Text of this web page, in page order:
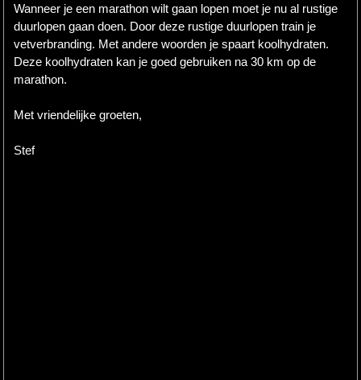
Wanneer je een marathon wilt gaan lopen moet je nu al rustige
duurlopen gaan doen. Door deze rustige duurlopen train je
vetverbranding. Met andere woorden je spaart koolhydraten.
Deze koolhydraten kan je goed gebruiken na 30 km op de
marathon.
Met vriendelijke groeten,
Stef